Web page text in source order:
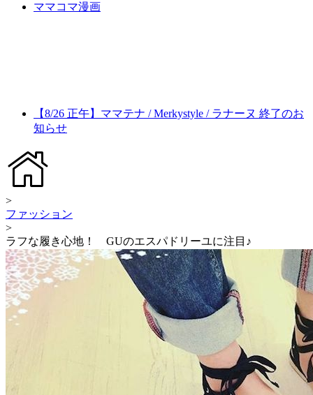
ママコマ漫画
【8/26 正午】ママテナ / Merkystyle / ラナーヌ 終了のお
知らせ
>
ファッション
>
ラフな履き心地！ GUのエスパドリーユに注目♪